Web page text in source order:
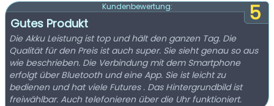
5
Kundenbewertung:
Gutes Produkt
Die Akku Leistung ist top und hält den ganzen Tag. Die
Qualität für den Preis ist auch super. Sie sieht genau so aus
wie beschrieben. Die Verbindung mit dem Smartphone
erfolgt über Bluetooth und eine App. Sie ist leicht zu
bedienen und hat viele Futures . Das Hintergrundbild ist
freiwählbar. Auch telefonieren über die Uhr funktioniert.